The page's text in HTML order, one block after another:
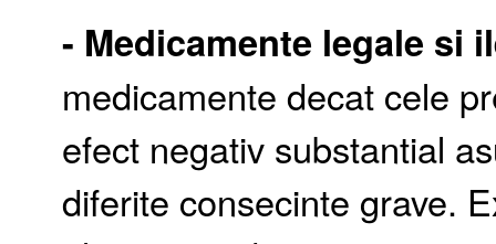
- Medicamente legale si
medicamente decat cele
efect negativ substantial
diferite consecinte grave.